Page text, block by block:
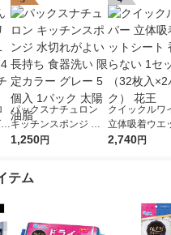
パックスナチュロン
キッチンスポンジ 水
切れがよい 長持ち 食
陽油脂
1,250円
クイックルワ
立体吸着ウエ
ト 香り残らな
2,740円
テム